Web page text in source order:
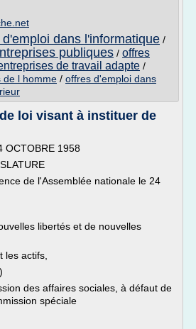
dans l'informatique /
publiques / offres
de travail adapte /
de l homme / offres d'emploi dans
loi visant à instituer de
OCTOBRE 1958
de l'Assemblée nationale le 24
libertés et de nouvelles
les actifs,
des affaires sociales, à défaut de
spéciale